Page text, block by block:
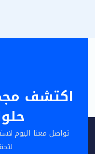
اكتشف
تواصل معنا اليوم